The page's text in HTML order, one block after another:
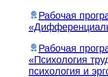
Рабочая
Рабочая
«Психология
психология и